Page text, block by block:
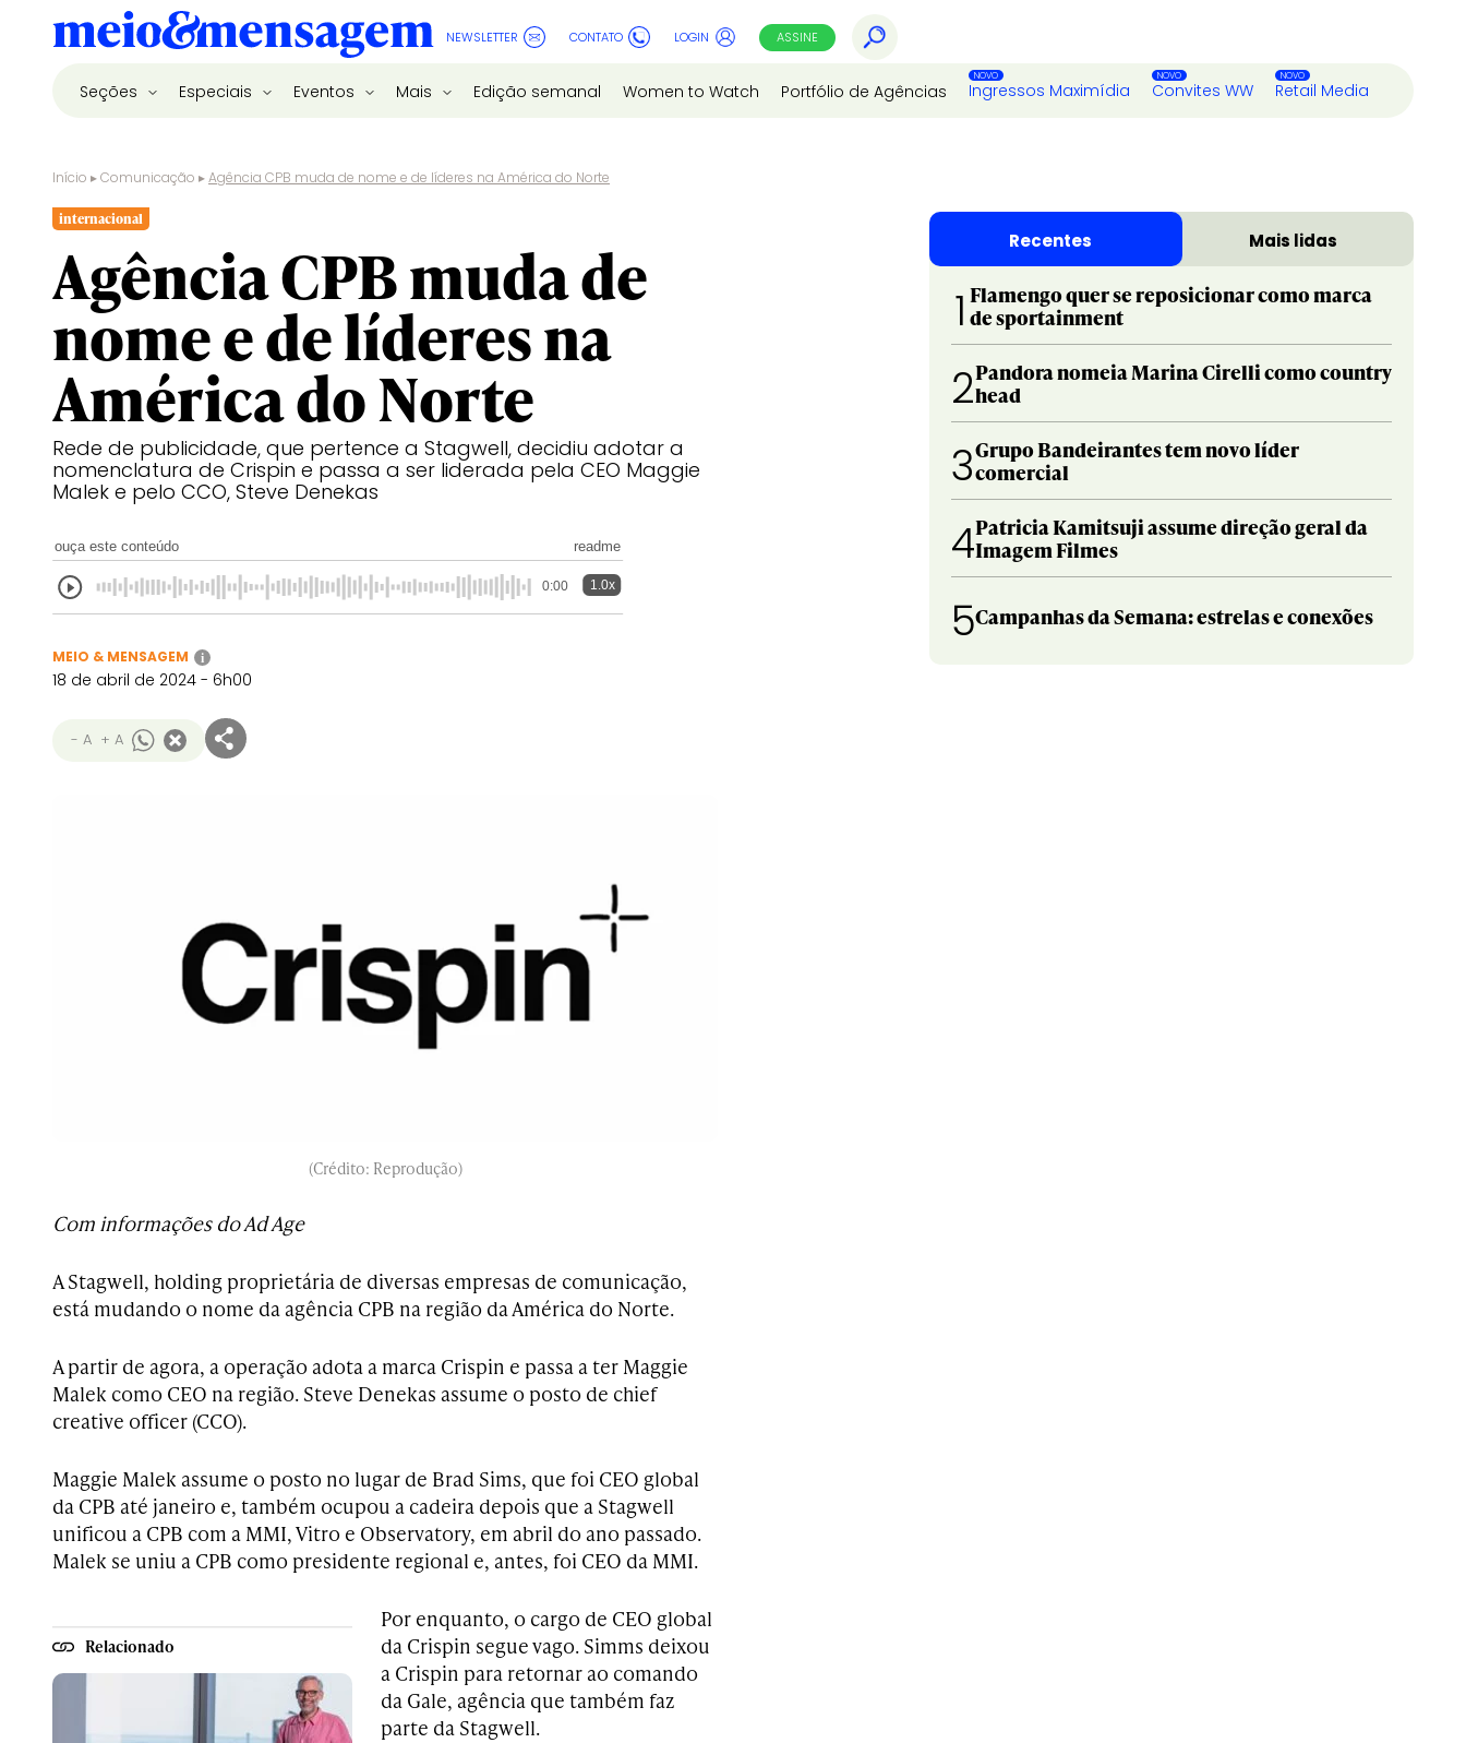
NEWSLETTER CONTATO LOGIN ASSINE
Seções Especiais Eventos Mais Edição semanal Women to Watch Portfólio de Agências Ingressos Maximídia Convites WW Retail Media
Início ▸Comunicação ▸Agência CPB muda de nome e de líderes na América do Norte
internacional
Agência CPB muda de
nome e de líderes na
América do Norte
Rede de publicidade, que pertence a Stagwell, decidiu adotar a
nomenclatura de Crispin e passa a ser liderada pela CEO Maggie
Malek e pelo CCO, Steve Denekas
ouça este conteúdo readme
0:00 1.0x
MEIO & MENSAGEM i
18 de abril de 2024 - 6h00
- A + A
(Crédito: Reprodução)
Com informações do Ad Age
A Stagwell, holding proprietária de diversas empresas de comunicação,
está mudando o nome da agência CPB na região da América do Norte.
A partir de agora, a operação adota a marca Crispin e passa a ter Maggie
Malek como CEO na região. Steve Denekas assume o posto de chief
creative officer (CCO).
Maggie Malek assume o posto no lugar de Brad Sims, que foi CEO global
da CPB até janeiro e, também ocupou a cadeira depois que a Stagwell
unificou a CPB com a MMI, Vitro e Observatory, em abril do ano passado.
Malek se uniu a CPB como presidente regional e, antes, foi CEO da MMI.
Relacionado
Por enquanto, o cargo de CEO global
da Crispin segue vago. Simms deixou
a Crispin para retornar ao comando
da Gale, agência que também faz
parte da Stagwell.
Recentes Mais lidas
1 Flamengo quer se reposicionar como marca
de sportainment
2Pandora nomeia Marina Cirelli como country
head
3Grupo Bandeirantes tem novo líder
comercial
4Patricia Kamitsuji assume direção geral da
Imagem Filmes
5Campanhas da Semana: estrelas e conexões